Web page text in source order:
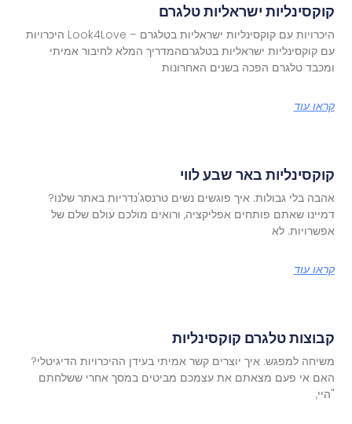
קוקסינליות ישראליות טלגרם
היכרויות עם קוקסינליות ישראליות בטלגרם – Look4Love היכרויות
עם קוקסינליות ישראליות בטלגרםהמדריך המלא לחיבור אמיתי
ומכבד טלגרם הפכה בשנים האחרונות
קראו עוד
קוקסינליות באר שבע לווי
אהבה בלי גבולות: איך פוגשים נשים טרנסג'נדריות באתר שלנו?
דמיינו שאתם פותחים אפליקציה, ורואים מולכם עולם שלם של
אפשרויות. לא
קראו עוד
קבוצות טלגרם קוקסינליות
משיחה למפגש: איך יוצרים קשר אמיתי בעידן ההיכרויות הדיגיטלי?
האם אי פעם מצאתם את עצמכם מביטים במסך אחרי ששלחתם
"היי,